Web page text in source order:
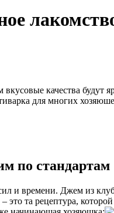
качества будут
для многих
по стандартам
и времени. Джем из
это та рецептура,